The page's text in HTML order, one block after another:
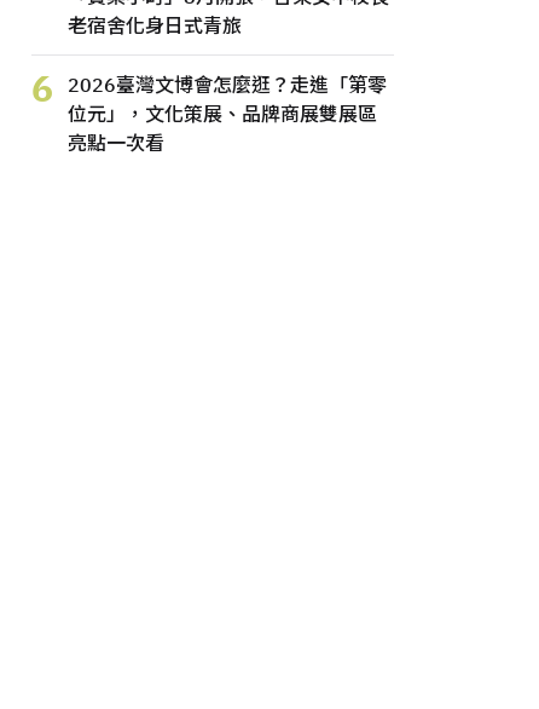
老宿舍化身日式青旅
6
2026臺灣文博會怎麼逛？走進「第零
位元」，文化策展、品牌商展雙展區
亮點一次看